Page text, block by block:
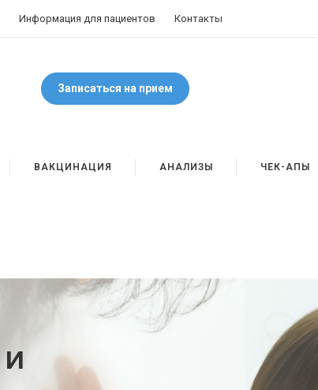
Информация для пациентов Контакты
Записаться на прием
ВАКЦИНАЦИЯ АНАЛИЗЫ ЧЕК-АПЫ